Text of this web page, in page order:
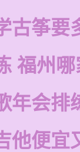
古筝要
福州
年会排
他便宜